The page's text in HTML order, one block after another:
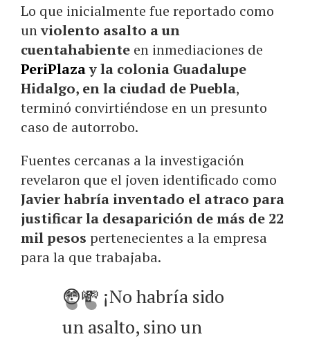
Lo que inicialmente fue reportado como
unviolento asalto a un
cuentahabiente en inmediaciones de
PeriPlazay la colonia Guadalupe
Hidalgo, en la ciudad de Puebla,
terminó convirtiéndose en un presunto
caso de autorrobo.
Fuentes cercanas a la investigación
revelaron que el joven identificado como
Javier habría inventado el atraco para
justificar la desaparición de más de 22
mil pesos pertenecientes a la empresa
para la que trabajaba.
😳💸 ¡No habría sido
un asalto, sino un